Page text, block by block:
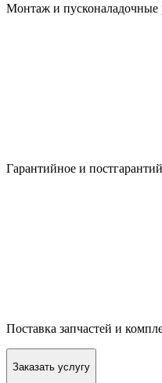
Монтаж и пусконаладочные
Гарантийное и
Поставка запчастей и
Заказать услугу